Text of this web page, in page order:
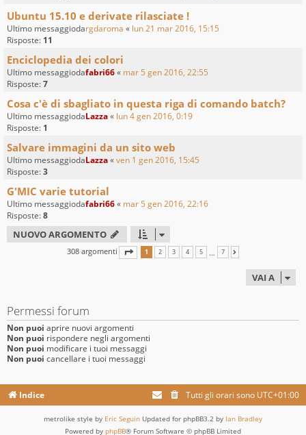
Ubuntu 15.10 e derivate rilasciate !
Ultimo messaggiodargdaroma « lun 21 mar 2016, 15:15
Risposte: 11
Enciclopedia dei colori
Ultimo messaggiodafabri66« mar 5 gen 2016, 22:55
Risposte:7
Cosa c'è di sbagliato in questa riga di comando batch?
Ultimo messaggiodaLazza« lun 4 gen 2016, 0:19
Risposte: 1
Salvare immagini da un sito web
Ultimo messaggiodaLazza«ven 1 gen 2016, 15:45
Risposte:3
G'MIC varie tutorial
Ultimo messaggiodafabri66« mar 5 gen 2016, 22:16
Risposte:8
NUOVO ARGOMENTO
308 argomenti PAGINA1 7
1 2 3 4 5 … 7
VAI A
Permessi forum
Non puoi aprire nuovi argomenti
Non puoi rispondere negli argomenti
Non puoi modificare i tuoi messaggi
Non puoi cancellare i tuoi messaggi
Indice Tutti gli orari sono UTC+01:00
metrolike style by Eric Seguin Updated for phpBB3.2 by Ian Bradley
Powered by phpBB® Forum Software © phpBB Limited